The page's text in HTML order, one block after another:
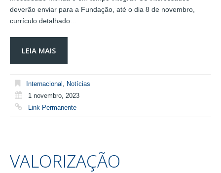
deverão enviar para a Fundação, até o dia 8 de novembro,
currículo detalhado…
LEIA MAIS
Internacional
Notícias
1 novembro, 2023
Link Permanente
VALORIZAÇÃO